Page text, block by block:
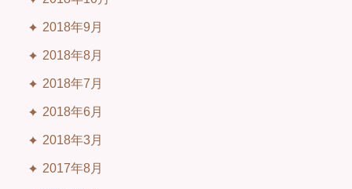
2018年9月
2018年8月
2018年7月
2018年6月
2018年3月
2017年8月